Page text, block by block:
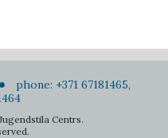
phone: +371 67181465,
Centrs.